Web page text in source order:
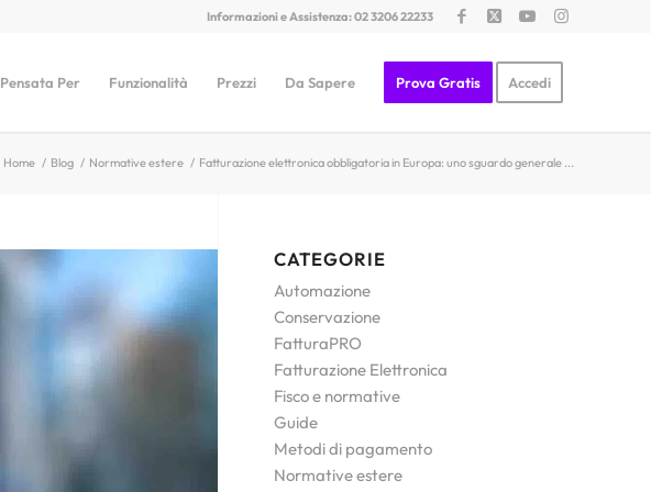
Informazioni e Assistenza: 02 3206 22233
Pensata Per Funzionalità Prezzi Da Sapere Prova Gratis Accedi
Home / Blog / Normative estere / Fatturazione elettronica obbligatoria in Europa: uno sguardo generale ...
CATEGORIE
Automazione
Conservazione
FatturaPRO
Fatturazione Elettronica
Fisco e normative
Guide
Metodi di pagamento
Normative estere